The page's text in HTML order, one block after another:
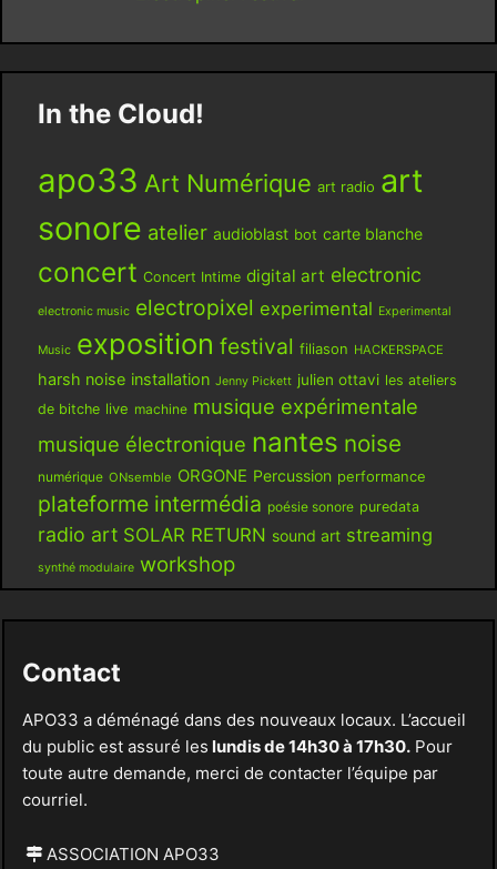
In the Cloud!
apo33 Art Numérique art radio art
sonore atelier audioblast bot carte blanche
concert Concert Intime digital art electronic
electronic music electropixel experimental Experimental
Music exposition festival filiason HACKERSPACE
harsh noise installation Jenny Pickett julien ottavi les ateliers
de bitche live machine musique expérimentale
musique électronique nantes noise
numérique ONsemble ORGONE Percussion performance
plateforme intermédia poésie sonore puredata
radio art SOLAR RETURN sound art streaming
synthé modulaire workshop
Contact
APO33 a déménagé dans des nouveaux locaux. L’accueil
du public est assuré les lundis de 14h30 à 17h30.Pour
toute autre demande, merci de contacter l’équipe par
courriel.
ASSOCIATION APO33